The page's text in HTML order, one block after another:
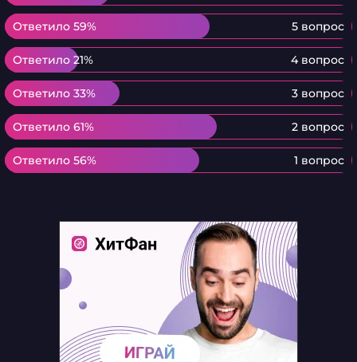
Ответило 59% 5 вопрос
Ответило 59%
Ответило 21% 4 вопрос
Ответило 21%
Ответило 33% 3 вопрос
Ответило 33%
Ответило 61% 2 вопрос
Ответило 61%
Ответило 56% 1 вопрос
Ответило 56%